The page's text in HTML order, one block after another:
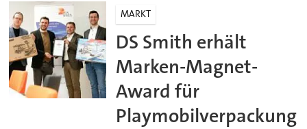
MARKT
DS Smith erhält
Marken-Magnet-
Award für
Playmobilverpackung